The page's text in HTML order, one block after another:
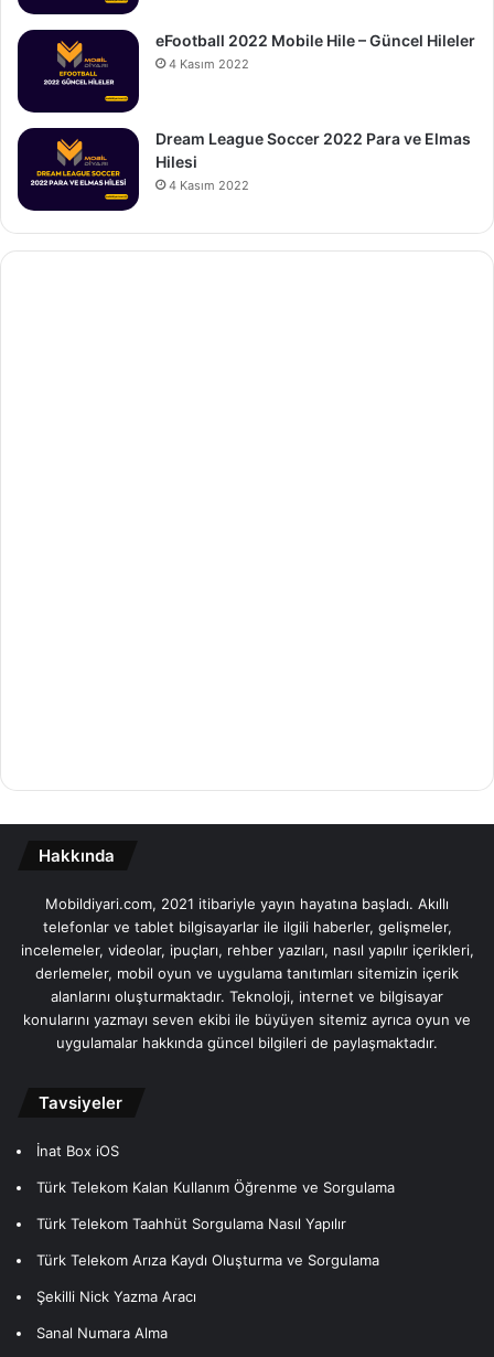
eFootball 2022 Mobile Hile – Güncel Hileler
4 Kasım 2022
Dream League Soccer 2022 Para ve Elmas
Hilesi
4 Kasım 2022
Hakkında
Mobildiyari.com, 2021 itibariyle yayın hayatına başladı. Akıllı
telefonlar ve tablet bilgisayarlar ile ilgili haberler, gelişmeler,
incelemeler, videolar, ipuçları, rehber yazıları, nasıl yapılır içerikleri,
derlemeler, mobil oyun ve uygulama tanıtımları sitemizin içerik
alanlarını oluşturmaktadır. Teknoloji, internet ve bilgisayar
konularını yazmayı seven ekibi ile büyüyen sitemiz ayrıca oyun ve
uygulamalar hakkında güncel bilgileri de paylaşmaktadır.
Tavsiyeler
İnat Box iOS
Türk Telekom Kalan Kullanım Öğrenme ve Sorgulama
Türk Telekom Taahhüt Sorgulama Nasıl Yapılır
Türk Telekom Arıza Kaydı Oluşturma ve Sorgulama
Şekilli Nick Yazma Aracı
Sanal Numara Alma